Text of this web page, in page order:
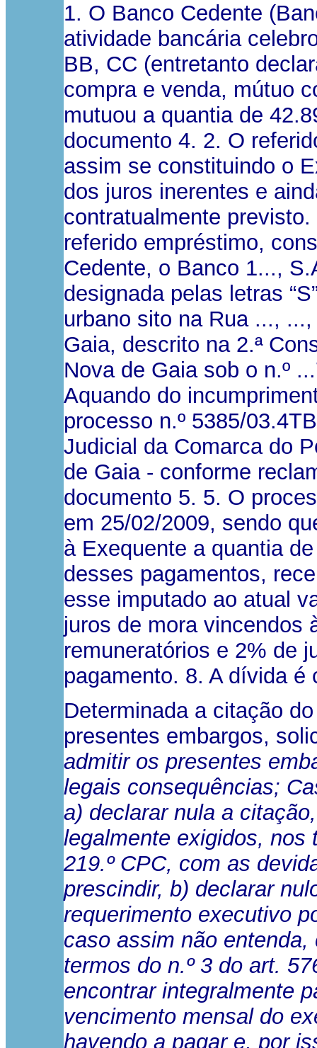
1. O Banco Cedente
atividade bancária
BB, CC (entretanto
compra e venda, mútuo
mutuou a quantia de
documento 4. 2. O
assim se constituindo o
dos juros inerentes e
contratualmente
referido empréstimo,
Cedente, o Banco 1...,
designada pelas letras
urbano sito na Rua ...,
Gaia, descrito na 2.ª
Nova de Gaia sob o n.º
Aquando do
processo n.º 5385/
Judicial da Comarca do
de Gaia - conforme
documento 5. 5. O
em 25/02/2009, sendo
à Exequente a quantia
desses pagamentos,
esse imputado ao atual
juros de mora vincendos
remuneratórios e 2% de
pagamento. 8. A dívida é
Determinada a citação
presentes embargos,
admitir os presentes
legais consequências;
a) declarar nula a
legalmente exigidos, nos
219.º CPC, com as
prescindir, b) declarar
requerimento executivo
caso assim não
termos do n.º 3 do art.
encontrar integralmente
vencimento mensal do
havendo a pagar e, por